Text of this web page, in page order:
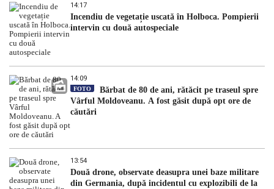
14:17
Incendiu de vegetație uscată în Holboca. Pompierii
intervin cu două autospeciale
14:09
FOTO
Bărbat de 80 de ani, rătăcit pe traseul spre
Vârful Moldoveanu. A fost găsit după opt ore de
căutări
13:54
Două drone, observate deasupra unei baze militare
din Germania, după incidentul cu explozibili de la